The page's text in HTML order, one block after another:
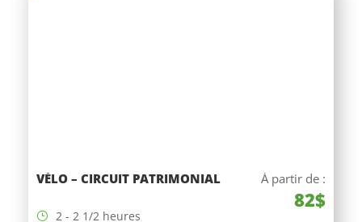
VÉLO – CIRCUIT PATRIMONIAL À partir de :
82$
2 - 2 1/2 heures